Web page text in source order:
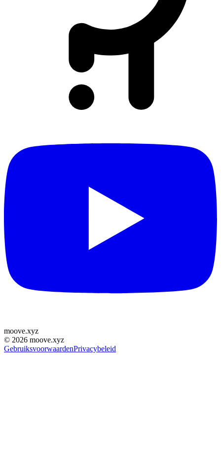
moove.xyz
© 2026 moove.xyz
GebruiksvoorwaardenPrivacybeleid